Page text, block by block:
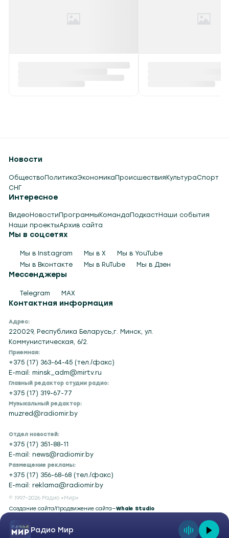
Контактная информация
Адрес:
220029, Республика Беларусь,г. Минск, ул.
Коммунистическая, 6/2.
Приемная:
+375 (17) 363-64-45 (тел./факс)
E-mail: minsk_adm@mirtv.ru
Главный редактор студии радио:
+375 (17) 319-67-77
Музыкальный редактор:
muzred@radiomir.by
Отдел новостей:
+375 (17) 351-88-11
E-mail: news@radiomir.by
Размещение рекламы:
+375 (17) 356-68-68 (тел./факс)
E-mail: reklama@radiomir.by
Новости
ОбществоПолитикаЭкономикаПроисшествияКультураСпорт
СНГ
Интересное
ВидеоНовостиПрограммыКомандаПодкастНаши события
Наши проектыАрхив сайта
Мы в соцсетях
Мы в Instagram Мы в X
Мы в YouTube
Мы в Вконтакте
Мы в RuTube Мы в Дзен
Мессенджеры
Telegram MAX
© 1997–2026 Радио «Мир»
Создание сайта/Продвижение сайта—Whale Studio
Радио Мир